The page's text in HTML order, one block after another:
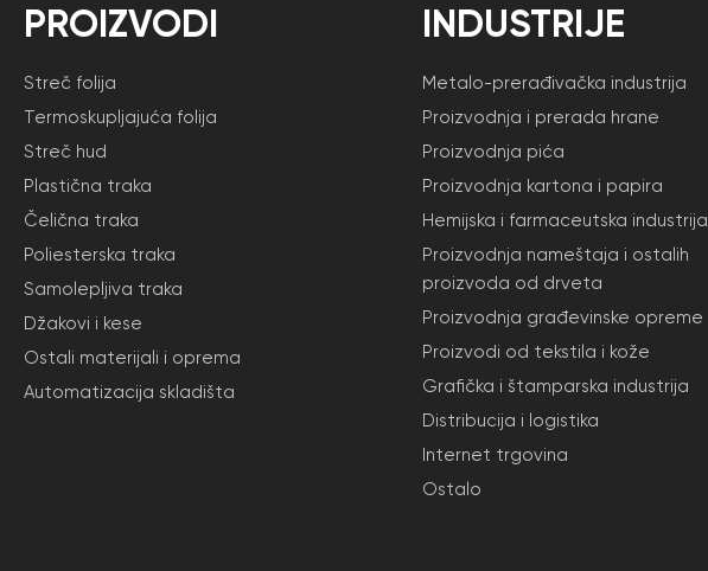
PROIZVODI
Streč folija
Termoskupljajuća folija
Streč hud
Plastična traka
Čelična traka
Poliesterska traka
Samolepljiva traka
Džakovi i kese
Ostali materijali i oprema
Automatizacija skladišta
INDUSTRIJE
Metalo-prerađivačka industrija
Proizvodnja i prerada hrane
Proizvodnja pića
Proizvodnja kartona i papira
Hemijska i farmaceutska industrija
Proizvodnja nameštaja i ostalih
proizvoda od drveta
Proizvodnja građevinske opreme
Proizvodi od tekstila i kože
Grafička i štamparska industrija
Distribucija i logistika
Internet trgovina
Ostalo